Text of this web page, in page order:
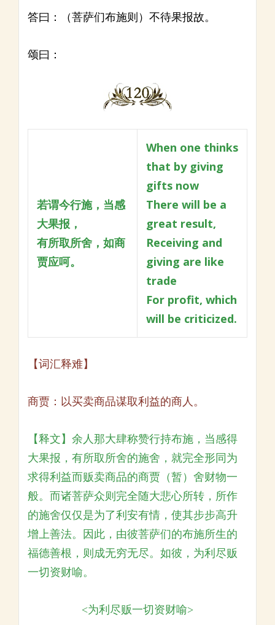
答曰：（菩萨们布施则）不待果报故。
颂曰：
若谓今行施，当感
大果报，
有所取所舍，如商
贾应呵。
When one thinks
that by giving
gifts now
There will be a
great result,
Receiving and
giving are like
trade
For profit, which
will be criticized.
【词汇释难】
商贾：以买卖商品谋取利益的商人。
【释文】余人那大肆称赞行持布施，当感得
大果报，有所取所舍的施舍，就完全形同为
求得利益而贩卖商品的商贾（暂）舍财物一
般。而诸菩萨众则完全随大悲心所转，所作
的施舍仅仅是为了利安有情，使其步步高升
增上善法。因此，由彼菩萨们的布施所生的
福德善根，则成无穷无尽。如彼，为利尽贩
一切资财喻。
<为利尽贩一切资财喻>